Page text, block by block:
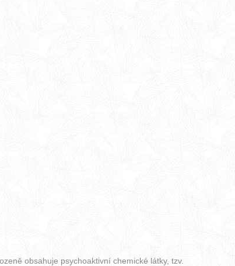
obsahuje psychoaktivní chemické látky, tzv.